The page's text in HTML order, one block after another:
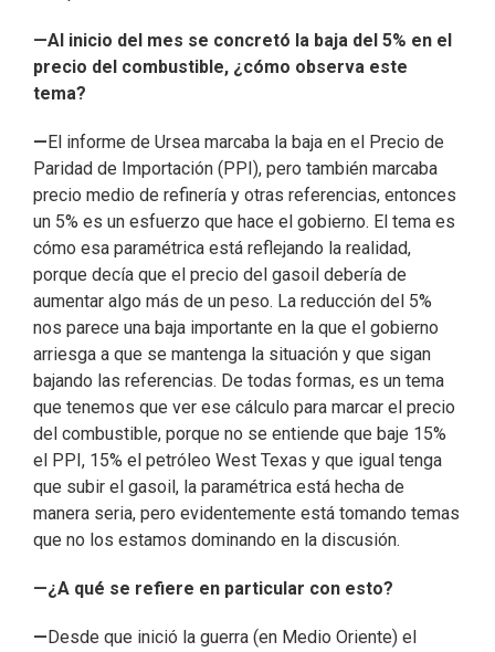
—Al inicio del mes se concretó la baja del 5% en el
precio del combustible, ¿cómo observa este
tema?
— El informe de Ursea marcaba la baja en el Precio de
Paridad de Importación (PPI), pero también marcaba
precio medio de refinería y otras referencias, entonces
un 5% es un esfuerzo que hace el gobierno. El tema es
cómo esa paramétrica está reflejando la realidad,
porque decía que el precio del gasoil debería de
aumentar algo más de un peso. La reducción del 5%
nos parece una baja importante en la que el gobierno
arriesga a que se mantenga la situación y que sigan
bajando las referencias. De todas formas, es un tema
que tenemos que ver ese cálculo para marcar el precio
del combustible, porque no se entiende que baje 15%
el PPI, 15% el petróleo West Texas y que igual tenga
que subir el gasoil, la paramétrica está hecha de
manera seria, pero evidentemente está tomando temas
que no los estamos dominando en la discusión.
—¿A qué se refiere en particular con esto?
— Desde que inició la guerra (en Medio Oriente) el